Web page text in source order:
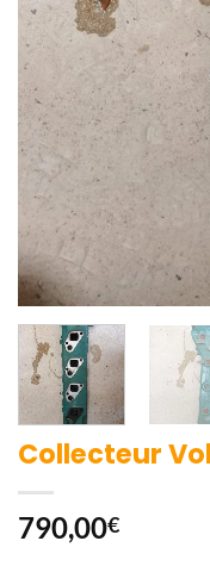
Collecteur
790,00€